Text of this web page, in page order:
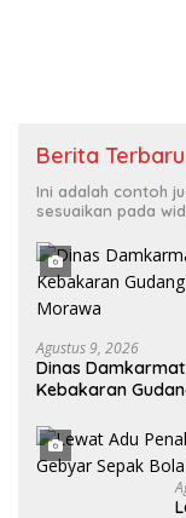
Berita Terbaru
Ini adalah contoh
sesuaikan pada
Agustus 9, 2026
Dinas
Kebakaran